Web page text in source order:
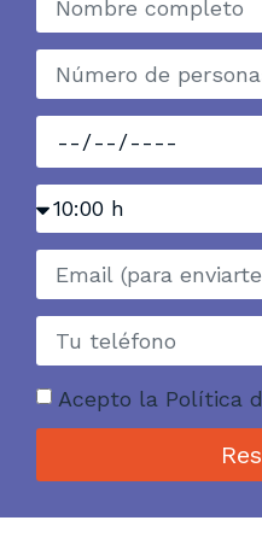
Acepto la Política